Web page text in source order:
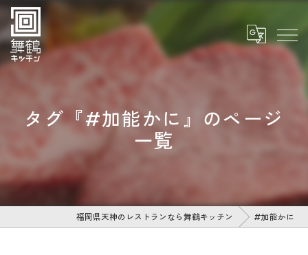
タグ『#加能かに』のページ
一覧
福岡県天神のレストランなら舞鶴キッチン #加能かに